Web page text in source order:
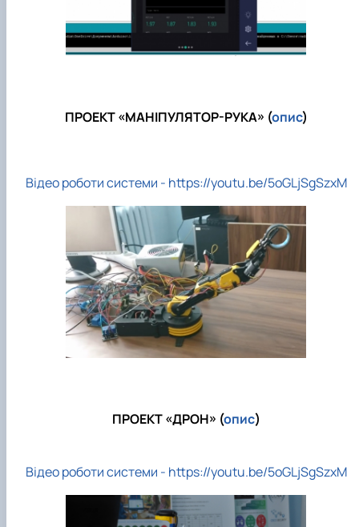
ПРОЕКТ «МАНІПУЛЯТОР-РУКА» (опис)
Відео роботи системи - https://youtu.be/5oGLjSgSzxM
ПРОЕКТ «ДРОН» (опис)
Відео роботи системи - https://youtu.be/5oGLjSgSzxM